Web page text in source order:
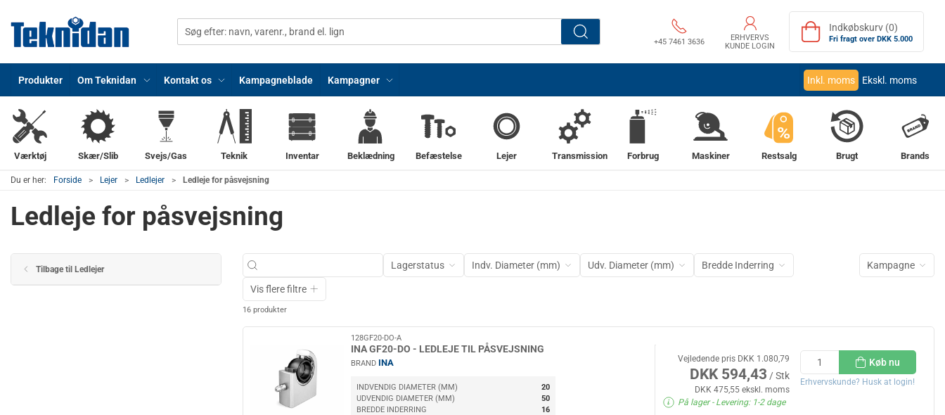
+45 7461 3636
ERHVERVS
KUNDE LOGIN
Indkøbskurv (0)
Fri fragt over DKK 5.000
Produkter Om Teknidan Kontakt os Kampagneblade Kampagner Inkl. moms Ekskl. moms
Værktøj Skær/Slib Svejs/Gas Teknik Inventar Beklædning Befæstelse Lejer Transmission Forbrug Maskiner
%
Restsalg Brugt Brands
Du er her: Forside Lejer Ledlejer Ledleje for påsvejsning
Ledleje for påsvejsning
Tilbage til Ledlejer Lagerstatus Indv. Diameter (mm) Udv. Diameter (mm) Bredde Inderring
Vis flere filtre
Kampagne
16 produkter
128GF20-DO-A
INA GF20-DO - LEDLEJE TIL PÅSVEJSNING
BRAND INA
INDVENDIG DIAMETER (MM)
20
UDVENDIG DIAMETER (MM)
50
BREDDE INDERRING
16
Vejledende pris DKK 1.080,79
DKK 594,43 / Stk
DKK 475,55 ekskl. moms
På lager- Levering: 1-2 dage
Køb nu
Erhvervskunde? Husk at login!